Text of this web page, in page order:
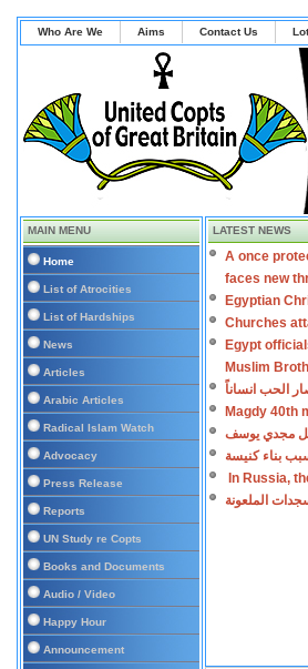
Who Are We Aims Contact Us
MAIN MENU
Home
List of Atrocities
List of Hardships
News
Articles
Arabic Articles
Radical Islam Watch
Advocacy
Press Release
Reports
UN Study re Copts
Books and Documents
Audio / Video
Happy Hour
Announcement
LATEST NEWS
A once
faces new
Egyptian
Churches
Egypt
Muslim
الحب انساناً
Magdy 40th
مجدي يوسف
بناء كنيسة
In Russia,
الملعونة